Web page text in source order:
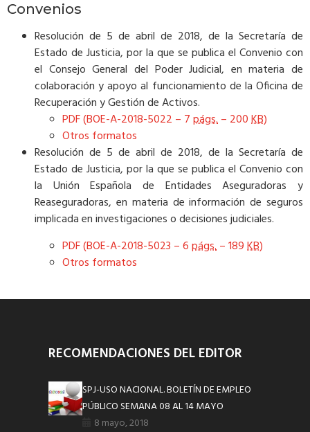
Convenios
Resolución de 5 de abril de 2018, de la Secretaría de
Estado de Justicia, por la que se publica el Convenio con
el Consejo General del Poder Judicial, en materia de
colaboración y apoyo al funcionamiento de la Oficina de
Recuperación y Gestión de Activos.
PDF (BOE-A-2018-5022 – 7págs.– 200KB)
Otros formatos
Resolución de 5 de abril de 2018, de la Secretaría de
Estado de Justicia, por la que se publica el Convenio con
la Unión Española de Entidades Aseguradoras y
Reaseguradoras, en materia de información de seguros
implicada en investigaciones o decisiones judiciales.
PDF (BOE-A-2018-5023 – 6págs.– 189KB)
Otros formatos
RECOMENDACIONES DEL EDITOR
SPJ-USO NACIONAL. BOLETÍN DE EMPLEO
PÚBLICO SEMANA 08 AL 14 MAYO
8 mayo, 2018